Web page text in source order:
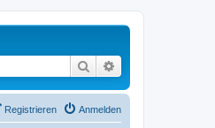
Suche
Anmelden
Registrieren